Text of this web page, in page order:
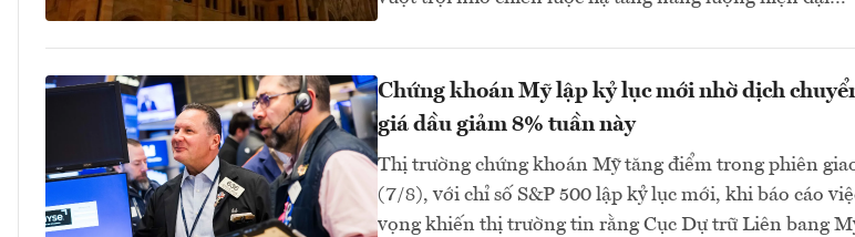
Chứng khoán Mỹ lập kỷ lục mới nhờ dịch
giá dầu giảm 8% tuần này
Thị trường chứng khoán Mỹ tăng điểm trong phiên
(7/8), với chỉ số S&P 500 lập kỷ lục mới, khi báo cáo
vọng khiến thị trường tin rằng Cục Dự trữ Liên bang